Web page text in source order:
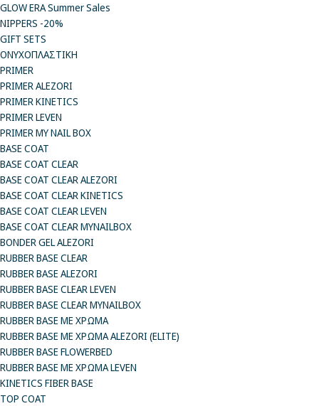
GLOW ERA Summer Sales
NIPPERS -20%
GIFT SETS
ΟΝΥΧΟΠΛΑΣΤΙΚΗ
PRIMER
PRIMER ALEZORI
PRIMER KINETICS
PRIMER LEVEN
PRIMER MY NAIL BOX
BASE COAT
BASE COAT CLEAR
BASE COAT CLEAR ALEZORI
BASE COAT CLEAR KINETICS
BASE COAT CLEAR LEVEN
BASE COAT CLEAR MYNAILBOX
BONDER GEL ALEZORI
RUBBER BASE CLEAR
RUBBER BASE ALEZORI
RUBBER BASE CLEAR LEVEN
RUBBER BASE CLEAR MYNAILBOX
RUBBER BASE ΜΕ ΧΡΩΜΑ
RUBBER BASE ΜΕ ΧΡΩΜΑ ALEZORI (ELITE)
RUBBER BASE FLOWERBED
RUBBER BASE ΜΕ ΧΡΩΜΑ LEVEN
KINETICS FIBER BASE
TOP COAT